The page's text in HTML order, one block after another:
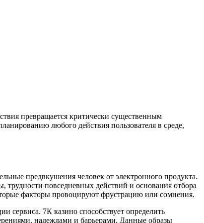
превращается критически существенным
любого действия пользователя в среде,
предвкушения человек от электронного продукта.
повседневных действий и основания отбора
факторы провоцируют фрустрацию или сомнения.
сервиса. 7К казино способствует определить
надеждами и барьерами. Данные образы